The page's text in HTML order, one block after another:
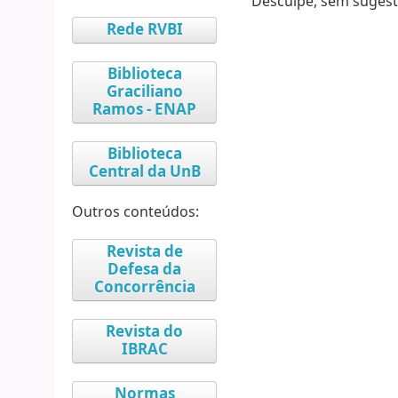
Rede RVBI
Biblioteca
Graciliano
Ramos - ENAP
Biblioteca
Central da UnB
Outros conteúdos:
Revista de
Defesa da
Concorrência
Revista do
IBRAC